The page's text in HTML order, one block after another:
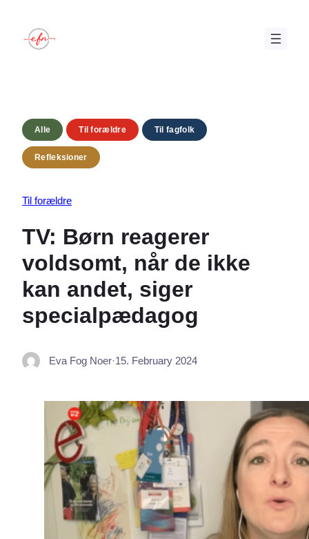
content
Alle Til forældre Til fagfolk
Refleksioner
Til forældre
TV: Børn reagerer
voldsomt, når de ikke
kan andet, siger
specialpædagog
Eva Fog Noer·15. February 2024